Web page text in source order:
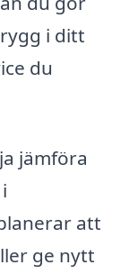
i ditt
du
jämföra
att
ge nytt